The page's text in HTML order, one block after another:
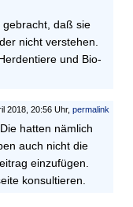
gebracht, daß sie
nicht verstehen.
und Bio-
2018, 20:56 Uhr, permalink
hatten nämlich
auch nicht die
einzufügen.
konsultieren.